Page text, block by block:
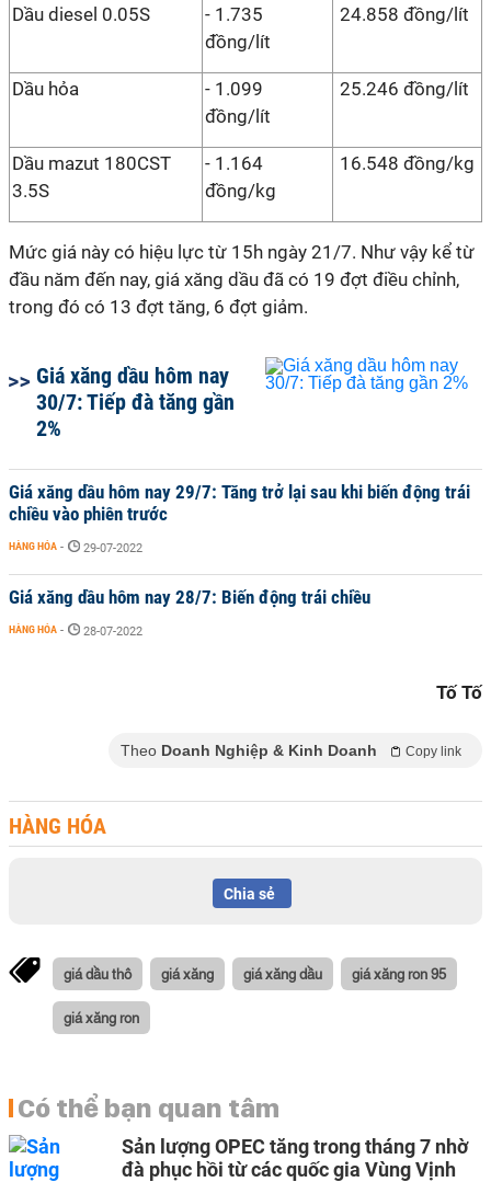
Dầu diesel 0.05S
- 1.735
đồng/lít
24.858 đồng/lít
Dầu hỏa
- 1.099
đồng/lít
25.246 đồng/lít
Dầu mazut 180CST
3.5S
- 1.164
đồng/kg
16.548 đồng/kg
Mức giá này có hiệu lực từ 15h ngày 21/7. Như vậy kể từ
đầu năm đến nay, giá xăng dầu đã có 19 đợt điều chỉnh,
trong đó có 13 đợt tăng, 6 đợt giảm.
Giá xăng dầu hôm nay
30/7: Tiếp đà tăng gần
2%
Giá xăng dầu hôm nay 29/7: Tăng trở lại sau khi biến động trái
chiều vào phiên trước
HÀNG HÓA - 29-07-2022
Giá xăng dầu hôm nay 28/7: Biến động trái chiều
HÀNG HÓA - 28-07-2022
Tố Tố
Theo Doanh Nghiệp & Kinh Doanh Copy link
HÀNG HÓA
Chia sẻ
giá dầu thô giá xăng giá xăng dầu giá xăng ron 95
giá xăng ron
Có thể bạn quan tâm
Sản lượng OPEC tăng trong tháng 7 nhờ
đà phục hồi từ các quốc gia Vùng Vịnh